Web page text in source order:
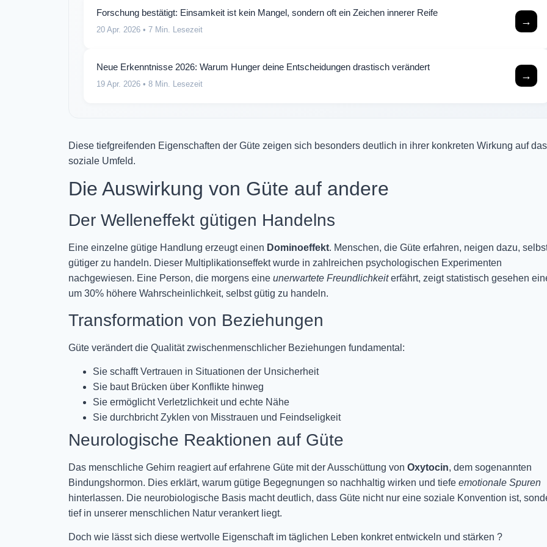
Forschung bestätigt: Einsamkeit ist kein Mangel, sondern oft ein Zeichen innerer Reife
20 Apr. 2026 • 7 Min. Lesezeit
→
Neue Erkenntnisse 2026: Warum Hunger deine Entscheidungen drastisch verändert
19 Apr. 2026 • 8 Min. Lesezeit
→
Diese tiefgreifenden Eigenschaften der Güte zeigen sich besonders deutlich in ihrer konkreten Wirkung auf das
soziale Umfeld.
Die Auswirkung von Güte auf andere
Der Welleneffekt gütigen Handelns
Eine einzelne gütige Handlung erzeugt einen Dominoeffekt. Menschen, die Güte erfahren, neigen dazu,
gütiger zu handeln. Dieser Multiplikationseffekt wurde in zahlreichen psychologischen Experimenten
nachgewiesen. Eine Person, die morgens eine unerwartete Freundlichkeiterfährt, zeigt statistisch gesehen
um 30% höhere Wahrscheinlichkeit, selbst gütig zu handeln.
Transformation von Beziehungen
Güte verändert die Qualität zwischenmenschlicher Beziehungen fundamental:
Sie schafft Vertrauen in Situationen der Unsicherheit
Sie baut Brücken über Konflikte hinweg
Sie ermöglicht Verletzlichkeit und echte Nähe
Sie durchbricht Zyklen von Misstrauen und Feindseligkeit
Neurologische Reaktionen auf Güte
Das menschliche Gehirn reagiert auf erfahrene Güte mit der Ausschüttung von Oxytocin, dem sogenannten
Bindungshormon. Dies erklärt, warum gütige Begegnungen so nachhaltig wirken und tiefe emotionale Spuren
hinterlassen. Die neurobiologische Basis macht deutlich, dass Güte nicht nur eine soziale Konvention ist,
tief in unserer menschlichen Natur verankert liegt.
Doch wie lässt sich diese wertvolle Eigenschaft im täglichen Leben konkret entwickeln und stärken ?